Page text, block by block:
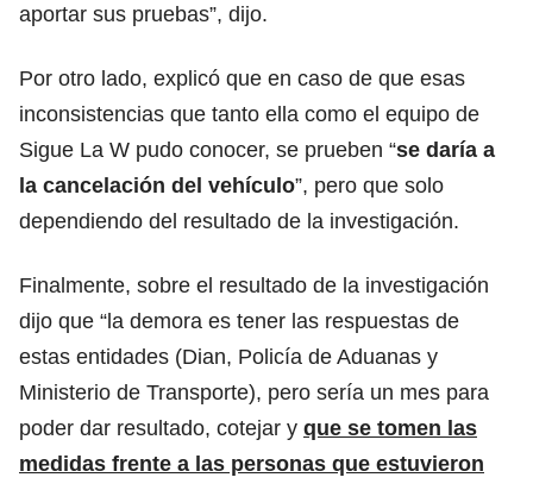
aportar sus pruebas”, dijo.
Por otro lado, explicó que en caso de que esas
inconsistencias que tanto ella como el equipo de
Sigue La W pudo conocer, se prueben “se daría a
la cancelación del vehículo”, pero que solo
dependiendo del resultado de la investigación.
Finalmente, sobre el resultado de la investigación
dijo que “la demora es tener las respuestas de
estas entidades (Dian, Policía de Aduanas y
Ministerio de Transporte), pero sería un mes para
poder dar resultado, cotejar y que se tomen las
medidas frente a las personas que estuvieron